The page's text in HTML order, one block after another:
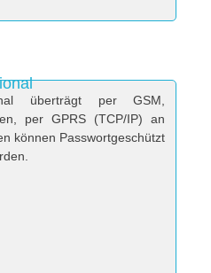
überträgt per GSM,
per GPRS (TCP/IP) an
können Passwortgeschützt